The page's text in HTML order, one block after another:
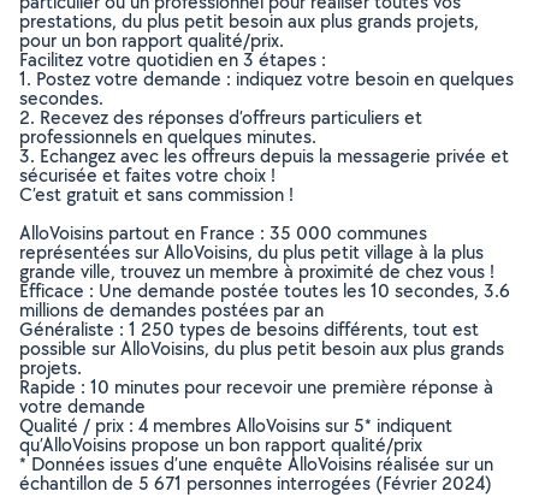
prestations, du plus petit besoin aux plus grands projets,
pour un bon rapport qualité/prix.
Facilitez votre quotidien en 3 étapes :
1. Postez votre demande : indiquez votre besoin en quelques
secondes.
2. Recevez des réponses d’offreurs particuliers et
professionnels en quelques minutes.
3. Echangez avec les offreurs depuis la messagerie privée et
sécurisée et faites votre choix !
C’est gratuit et sans commission !
AlloVoisins partout en France : 35 000 communes
représentées sur AlloVoisins, du plus petit village à la plus
grande ville, trouvez un membre à proximité de chez vous !
Efficace : Une demande postée toutes les 10 secondes, 3.6
millions de demandes postées par an
Généraliste : 1 250 types de besoins différents, tout est
possible sur AlloVoisins, du plus petit besoin aux plus grands
projets.
Rapide : 10 minutes pour recevoir une première réponse à
votre demande
Qualité / prix : 4 membres AlloVoisins sur 5* indiquent
qu’AlloVoisins propose un bon rapport qualité/prix
* Données issues d’une enquête AlloVoisins réalisée sur un
échantillon de 5 671 personnes interrogées (Février 2024)